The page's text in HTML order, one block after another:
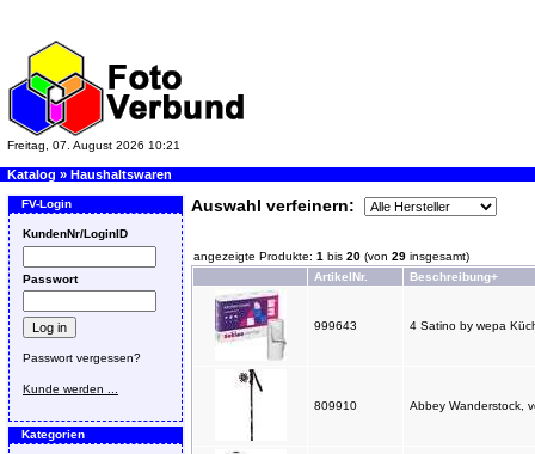
Freitag, 07. August 2026 10:21
Katalog » Haushaltswaren
FV-Login
KundenNr/LoginID
Passwort
Passwort vergessen?
Kunde werden ...
Kategorien
Auswahl verfeinern:
angezeigte Produkte: 1 bis 20 (von 29 insgesamt)
ArtikelNr.
Beschreibung+
999643 4 Satino by wepa
809910 Abbey Wanderstock,